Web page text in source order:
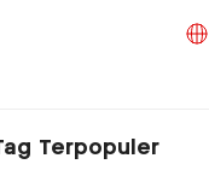
Terpopuler